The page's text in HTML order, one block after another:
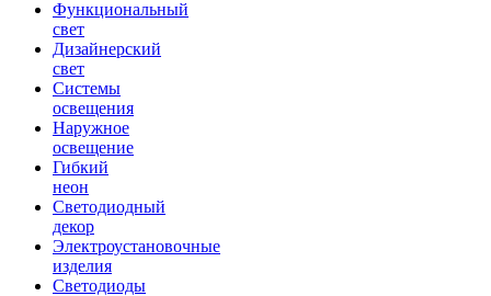
Функциональный
свет
Дизайнерский
свет
Системы
освещения
Наружное
освещение
Гибкий
неон
Светодиодный
декор
Электроустановочные
изделия
Светодиоды